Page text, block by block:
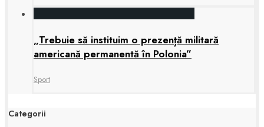
„Trebuie să instituim o prezență militară
americană permanentă în Polonia”
Sport
Categorii